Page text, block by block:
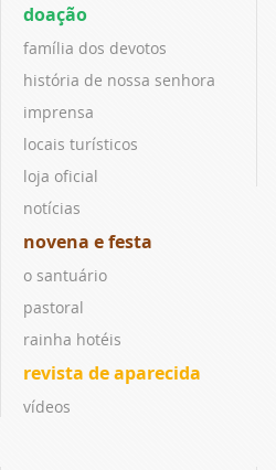
doação
família dos devotos
história de nossa senhora
imprensa
locais turísticos
loja oficial
notícias
novena e festa
o santuário
pastoral
rainha hotéis
revista de aparecida
vídeos